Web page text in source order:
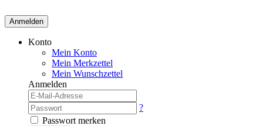
Anmelden
Konto
Mein Konto
Mein Merkzettel
Mein Wunschzettel
Anmelden
?
Passwort merken